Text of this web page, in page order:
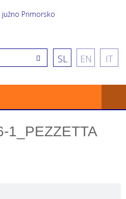
SL EN IT
1_PEZZETTA